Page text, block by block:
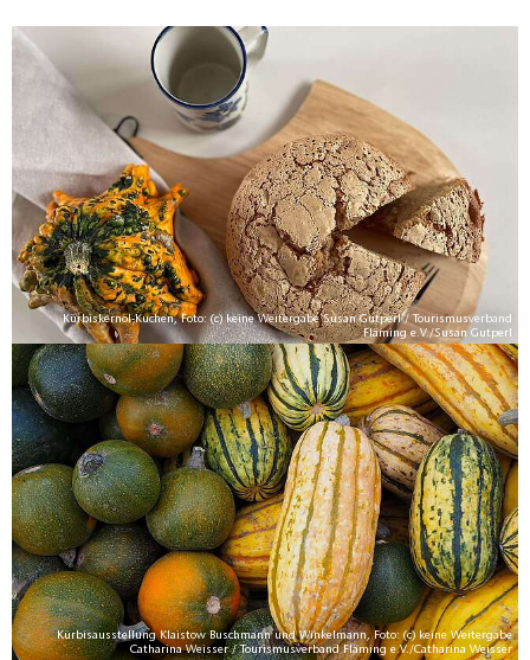
Kürbiskernöl-Kuchen, Foto: (c) keine Weitergabe Susan Gutperl / Tourismusverband
Fläming e.V./Susan Gutperl
Kürbisausstellung Klaistow Buschmann und Winkelmann, Foto: (c) keine Weitergabe
Catharina Weisser / Tourismusverband Fläming e.V./Catharina Weisser